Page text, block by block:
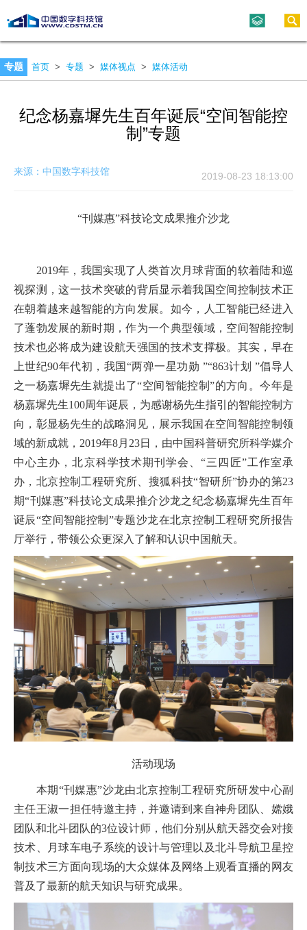
专题 首页 > 专题 > 媒体视点 > 媒体活动
纪念杨嘉墀先生百年诞辰“空间智能控
制”专题
来源：中国数字科技馆 2019-08-23 18:13:00
“刊媒惠”科技论文成果推介沙龙
2019年，我国实现了人类首次月球背面的软着陆和巡
视探测，这一技术突破的背后显示着我国空间控制技术正
在朝着越来越智能的方向发展。如今，人工智能已经进入
了蓬勃发展的新时期，作为一个典型领域，空间智能控制
技术也必将成为建设航天强国的技术支撑极。其实，早在
上世纪90年代初，我国“两弹一星功勋 ”“863计划 ”倡导人
之一杨嘉墀先生就提出了“空间智能控制”的方向。今年是
杨嘉墀先生100周年诞辰，为感谢杨先生指引的智能控制方
向，彰显杨先生的战略洞见，展示我国在空间智能控制领
域的新成就，2019年8月23日，由中国科普研究所科学媒介
中心主办，北京科学技术期刊学会、“三四匠”工作室承
办，北京控制工程研究所、搜狐科技“智研所”协办的第23
期“刊媒惠”科技论文成果推介沙龙之纪念杨嘉墀先生百年
诞辰“空间智能控制”专题沙龙在北京控制工程研究所报告
厅举行，带领公众更深入了解和认识中国航天。
活动现场
本期“刊媒惠”沙龙由北京控制工程研究所研发中心副
主任王淑一担任特邀主持，并邀请到来自神舟团队、嫦娥
团队和北斗团队的3位设计师，他们分别从航天器交会对接
技术、月球车电子系统的设计与管理以及北斗导航卫星控
制技术三方面向现场的大众媒体及网络上观看直播的网友
普及了最新的航天知识与研究成果。